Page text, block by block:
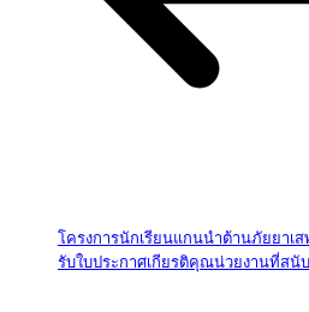
โครงการนักเรียนแกนนำต้านภัยยาเ
รับใบประกาศเกียรติคุณน่วยงานที่ส